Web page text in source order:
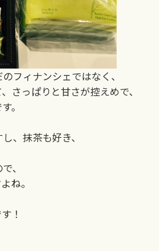
フィナンシェではなく、
さっぱりと甘さが控えめで、
。
、抹茶も好き、
、
ね。
！